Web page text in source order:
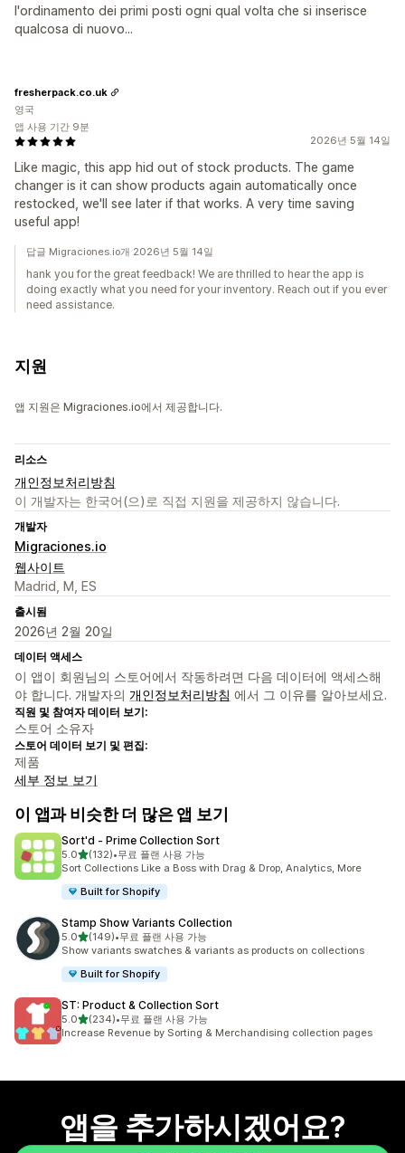
l'ordinamento dei primi posti ogni qual volta che si inserisce
qualcosa di nuovo...
2026년 5월 14일
Like magic, this app hid out of stock products. The game
changer is it can show products again automatically once
restocked, we'll see later if that works. A very time saving
useful app!
fresherpack.co.uk
영국
앱 사용 기간 9분
답글 Migraciones.io개 2026년 5월 14일
hank you for the great feedback! We are thrilled to hear the app is
doing exactly what you need for your inventory. Reach out if you ever
need assistance.
지원
앱 지원은 Migraciones.io에서 제공합니다.
리소스
개인정보처리방침
이 개발자는 한국어(으)로 직접 지원을 제공하지 않습니다.
개발자
Migraciones.io
웹사이트
Madrid, M, ES
출시됨
2026년 2월 20일
데이터 액세스
이 앱이 회원님의 스토어에서 작동하려면 다음 데이터에 액세스해
야 합니다. 개발자의 개인정보처리방침 에서 그 이유를 알아보세요.
직원 및 참여자 데이터 보기:
스토어 소유자
스토어 데이터 보기 및 편집:
제품
세부 정보 보기
이 앱과 비슷한 더 많은 앱 보기
Sort'd ‑ Prime Collection Sort
5.0별 5개 중
(132)
총 리뷰 132개
•무료 플랜 사용 가능
Sort Collections Like a Boss with Drag & Drop, Analytics, More
Built for Shopify
Stamp Show Variants Collection
5.0별 5개 중
(149)
총 리뷰 149개
•무료 플랜 사용 가능
Show variants swatches & variants as products on collections
Built for Shopify
ST: Product & Collection Sort
5.0별 5개 중
(234)
총 리뷰 234개
•무료 플랜 사용 가능
Increase Revenue by Sorting & Merchandising collection pages
앱을 추가하시겠어요?